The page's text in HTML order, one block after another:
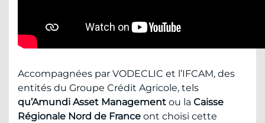
Accompagnées par VODECLIC et l’IFCAM, des
entités du Groupe Crédit Agricole, tels
qu’Amundi Asset Management ou la Caisse
Régionale Nord de France ont choisi cette